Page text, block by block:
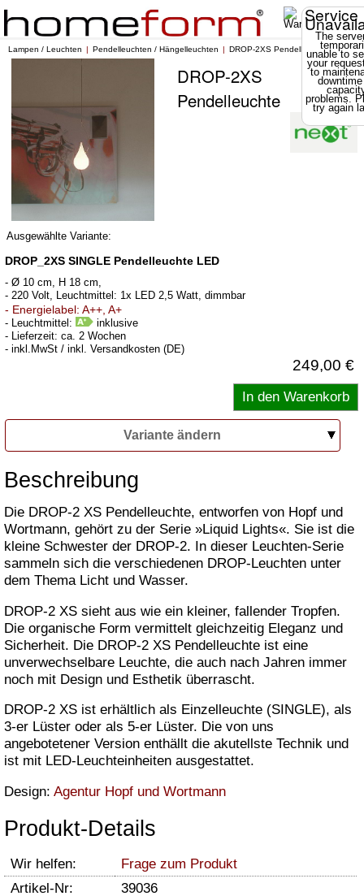
Service
The
unable to
your
to
problems.
try again
Lampen / Leuchten Pendelleuchten / Hängelleuchten DROP-2XS Pendelleuchte
DROP-2XS
Pendelleuchte
Ausgewählte Variante:
DROP_2XS SINGLE Pendelleuchte LED
- Ø 10 cm, H 18 cm,
- 220 Volt, Leuchtmittel: 1x LED 2,5 Watt, dimmbar
- Energielabel: A++, A+
- Leuchtmittel:
inklusive
- Lieferzeit: ca. 2 Wochen
- inkl.MwSt / inkl. Versandkosten (DE)
249,00 €
Variante ändern
Beschreibung
Die DROP-2 XS Pendelleuchte, entworfen von Hopf und
Wortmann, gehört zu der Serie »Liquid Lights«. Sie ist die
kleine Schwester der DROP-2. In dieser Leuchten-Serie
sammeln sich die verschiedenen DROP-Leuchten unter
dem Thema Licht und Wasser.
DROP-2 XS sieht aus wie ein kleiner, fallender Tropfen.
Die organische Form vermittelt gleichzeitig Eleganz und
Sicherheit. Die DROP-2 XS Pendelleuchte ist eine
unverwechselbare Leuchte, die auch nach Jahren immer
noch mit Design und Esthetik überrascht.
DROP-2 XS ist erhältlich als Einzelleuchte (SINGLE), als
3-er Lüster oder als 5-er Lüster. Die von uns
angebotetener Version enthällt die akutellste Technik und
ist mit LED-Leuchteinheiten ausgestattet.
Design: Agentur Hopf und Wortmann
Produkt-Details
Wir helfen:
Frage zum Produkt
Artikel-Nr:
39036